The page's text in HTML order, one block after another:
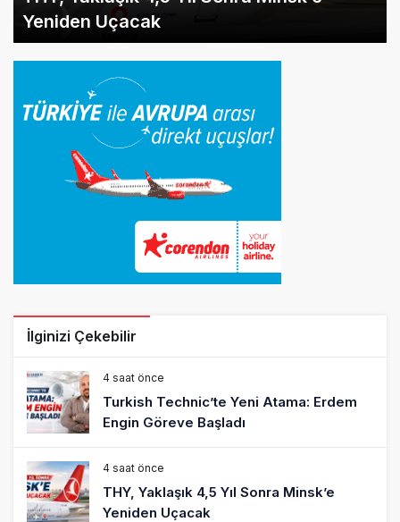
Yeniden Uçacak
İlginizi Çekebilir
4 saat önce
Turkish Technic’te Yeni Atama: Erdem
Engin Göreve Başladı
4 saat önce
THY, Yaklaşık 4,5 Yıl Sonra Minsk’e
Yeniden Uçacak